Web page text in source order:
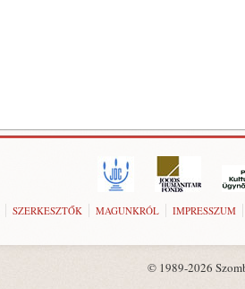
SZERKESZTŐK MAGUNKRÓL IMPRESSZUM
© 1989-2026